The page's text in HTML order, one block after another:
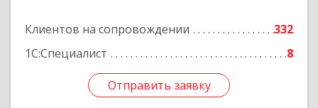
Клиентов на сопровождении
332
1С:Специалист
8
Отправить заявку
Подробнее
Отправить заявку